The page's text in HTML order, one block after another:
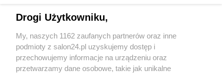
Sport
Społeczeństwo
Drogi Użytkowniku,
My, naszych 1162 zaufanych partnerów oraz inne
podmioty z salon24.pl uzyskujemy dostęp i
przechowujemy informacje na urządzeniu oraz
przetwarzamy dane osobowe, takie jak unikalne